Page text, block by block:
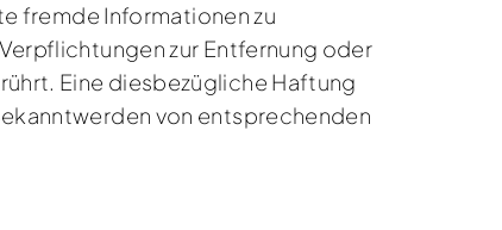
fremde Informationen zu
zur Entfernung oder
Eine diesbezügliche Haftung
von entsprechenden